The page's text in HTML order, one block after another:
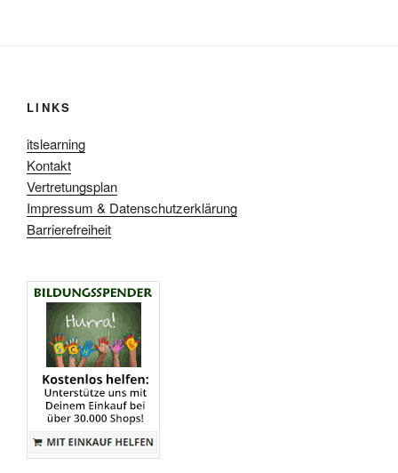
LINKS
itslearning
Kontakt
Vertretungsplan
Impressum & Datenschutzerklärung
Barrierefreiheit